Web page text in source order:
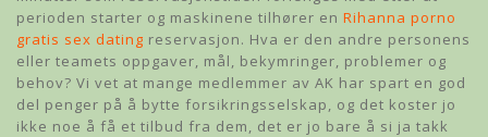
perioden starter og maskinene tilhører en Rihanna porno
gratis sex dating reservasjon. Hva er den andre personens
eller teamets oppgaver, mål, bekymringer, problemer og
behov? Vi vet at mange medlemmer av AK har spart en god
del penger på å bytte forsikringsselskap, og det koster jo
ikke noe å få et tilbud fra dem, det er jo bare å si ja takk